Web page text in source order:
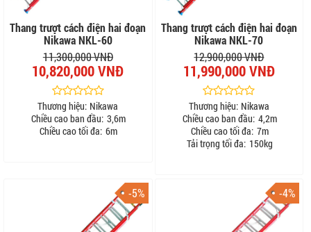
Thang trượt cách điện hai đoạn
Nikawa NKL-60
11,300,000 VNĐ
10,820,000 VNĐ
Thương hiệu: Nikawa
Chiều cao ban đầu: 3,6m
Chiều cao tối đa: 6m
Thang trượt cách điện hai đoạn
Nikawa NKL-70
12,900,000 VNĐ
11,990,000 VNĐ
Thương hiệu: Nikawa
Chiều cao ban đầu: 4,2m
Chiều cao tối đa: 7m
Tải trọng tối đa: 150kg
-5% -4%